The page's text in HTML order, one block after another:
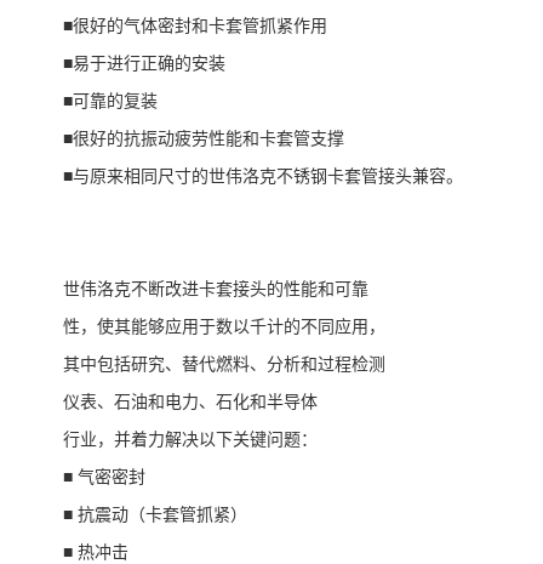
■很好的气体密封和卡套管抓紧作用
■易于进行正确的安装
■可靠的复装
■很好的抗振动疲劳性能和卡套管支撑
■与原来相同尺寸的世伟洛克不锈钢卡套管接头兼容。
世伟洛克不断改进卡套接头的性能和可靠
性，使其能够应用于数以千计的不同应用，
其中包括研究、替代燃料、分析和过程检测
仪表、石油和电力、石化和半导体
行业，并着力解决以下关键问题：
■ 气密密封
■ 抗震动（卡套管抓紧）
■ 热冲击